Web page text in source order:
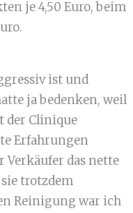
je 4,50 Euro, beim
ist und
ja bedenken, weil
der Clinique
Erfahrungen
Verkäufer das nette
trotzdem
Reinigung war ich